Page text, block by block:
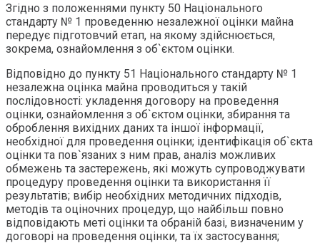
Згідно з положеннями пункту 50 Національного
стандарту № 1 проведенню незалежної оцінки майна
передує підготовчий етап, на якому здійснюється,
зокрема, ознайомлення з об`єктом оцінки.
Відповідно до пункту 51 Національного стандарту № 1
незалежна оцінка майна проводиться у такій
послідовності: укладення договору на проведення
оцінки, ознайомлення з об`єктом оцінки, збирання та
оброблення вихідних даних та іншої інформації,
необхідної для проведення оцінки; ідентифікація об`єкта
оцінки та пов`язаних з ним прав, аналіз можливих
обмежень та застережень, які можуть супроводжувати
процедуру проведення оцінки та використання її
результатів; вибір необхідних методичних підходів,
методів та оціночних процедур, що найбільш повно
відповідають меті оцінки та обраній базі, визначеним у
договорі на проведення оцінки, та їх застосування;